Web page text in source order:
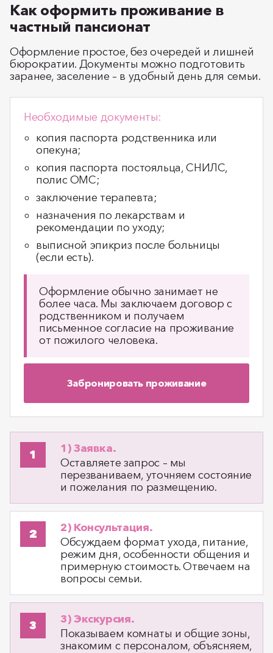
Как оформить проживание в
частный пансионат
Оформление простое, без очередей и лишней
бюрократии. Документы можно подготовить
заранее, заселение – в удобный день для семьи.
Необходимые документы:
копия паспорта родственника или
опекуна;
копия паспорта постояльца, СНИЛС,
полис ОМС;
заключение терапевта;
назначения по лекарствам и
рекомендации по уходу;
выписной эпикриз после больницы
(если есть).
Оформление обычно занимает не
более часа. Мы заключаем договор с
родственником и получаем
письменное согласие на проживание
от пожилого человека.
Забронировать проживание
1) Заявка.
Оставляете запрос – мы
перезваниваем, уточняем состояние
и пожелания по размещению.
2) Консультация.
Обсуждаем формат ухода, питание,
режим дня, особенности общения и
примерную стоимость. Отвечаем на
вопросы семьи.
3) Экскурсия.
Показываем комнаты и общие зоны,
знакомим с персоналом, объясняем,